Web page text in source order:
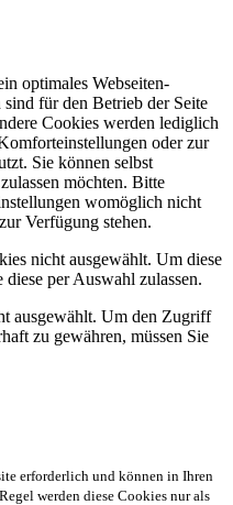
optimales Webseiten-
für den Betrieb der Seite
Cookies werden lediglich
oder zur
Sie können selbst
möchten. Bitte
womöglich nicht
Verfügung stehen.
nicht ausgewählt. Um diese
diese per Auswahl zulassen.
ausgewählt. Um den Zugriff
zu gewähren, müssen Sie
erforderlich und können in Ihren
werden diese Cookies nur als